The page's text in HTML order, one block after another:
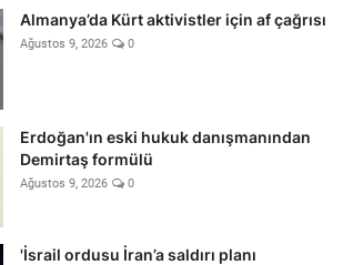
Almanya’da Kürt aktivistler için af çağrısı
Ağustos 9, 2026 0
Erdoğan'ın eski hukuk danışmanından
Demirtaş formülü
Ağustos 9, 2026 0
'İsrail ordusu İran’a saldırı planı